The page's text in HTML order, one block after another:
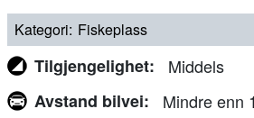
Kategori Fiskeplass
Tilgjengelighet
Middels
Avstand bilvei
Mindre enn